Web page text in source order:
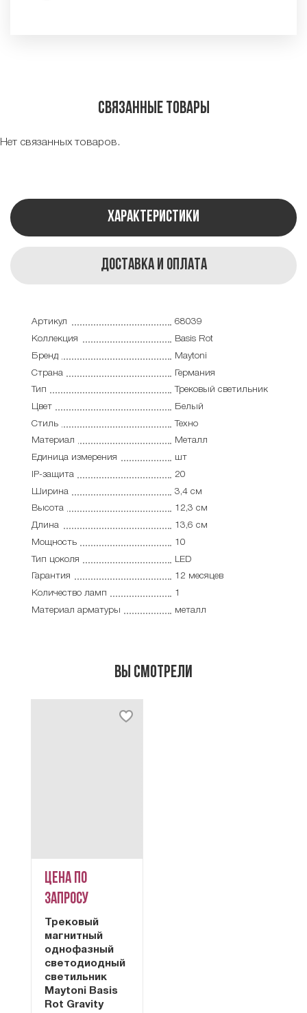
Связанные товары
Нет связанных товаров.
Характеристики
Доставка и оплата
Артикул
68039
Коллекция
Basis Rot
Бренд
Maytoni
Страна
Германия
Тип
Трековый светильник
Цвет
Белый
Стиль
Техно
Материал
Металл
Единица измерения
шт
IP-защита
20
Ширина
3,4 см
Высота
12,3 см
Длина
13,6 см
Мощность
10
Тип цоколя
LED
Гарантия
12 месяцев
Количество ламп
1
Материал арматуры
металл
Вы смотрели
Цена по
запросу
Трековый
магнитный
однофазный
светодиодный
светильник
Maytoni Basis
Rot Gravity